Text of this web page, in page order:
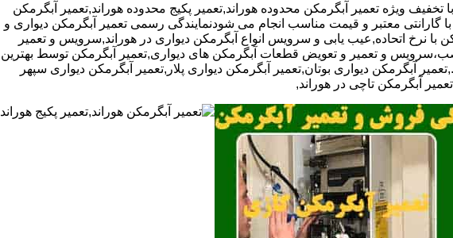
فتاحی-با تخفیف ویژه تعمیر آبگرمکن محدوده هوراند,تعمیر پکیج محدوده هوراند,تعمیر آبگرمکن
گارانتی معتبر و قیمت مناسب انجام می شودنمایندگی رسمی تعمیر آبگرمکن دیواری و
با نرخ اتحاده,عیب یابی و سرویس انواع آبگرمکن دیواری در هوراند,سرویس و تعمیر
و تعمیر و تعویض قطعات آبگرمکن های دیواری,تعمیر آبگرمکن توسط بهترین
آبگرمکن دیواری بوتان,تعمیر آبگرمکن دیواری پلار,تعمیر آبگرمکن دیواری سپهر
آبگرمکن تاچی در هوراند,